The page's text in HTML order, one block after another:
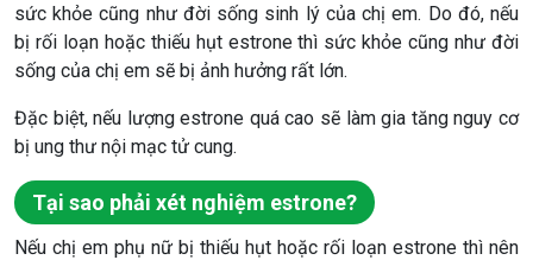
sức khỏe cũng như đời sống sinh lý của chị em. Do đó, nếu
bị rối loạn hoặc thiếu hụt estrone thì sức khỏe cũng như đời
sống của chị em sẽ bị ảnh hưởng rất lớn.
Đặc biệt, nếu lượng estrone quá cao sẽ làm gia tăng nguy cơ
bị ung thư nội mạc tử cung.
Tại sao phải xét nghiệm estrone?
Nếu chị em phụ nữ bị thiếu hụt hoặc rối loạn estrone thì nên